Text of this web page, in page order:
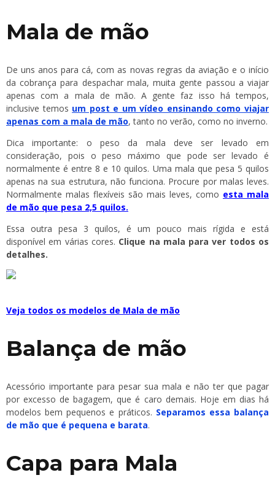
Mala de mão
De uns anos para cá, com as novas regras da aviação e o início
da cobrança para despachar mala, muita gente passou a viajar
apenas com a mala de mão. A gente faz isso há tempos,
inclusive temos um post e um vídeo ensinando como viajar
apenas com a mala de mão, tanto no verão, como no inverno.
Dica importante: o peso da mala deve ser levado em
consideração, pois o peso máximo que pode ser levado é
normalmente é entre 8 e 10 quilos. Uma mala que pesa 5 quilos
apenas na sua estrutura, não funciona. Procure por malas leves.
Normalmente malas flexíveis são mais leves, como esta mala
de mão que pesa 2,5 quilos.
Essa outra pesa 3 quilos, é um pouco mais rígida e está
disponível em várias cores. Clique na mala para ver todos os
detalhes.
Veja todos os modelos de Mala de mão
Balança de mão
Acessório importante para pesar sua mala e não ter que pagar
por excesso de bagagem, que é caro demais. Hoje em dias há
modelos bem pequenos e práticos. Separamos essa balança
de mão que é pequena e barata.
Capa para Mala